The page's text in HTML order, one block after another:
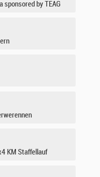
sponsored by TEAG
KM Staffellauf